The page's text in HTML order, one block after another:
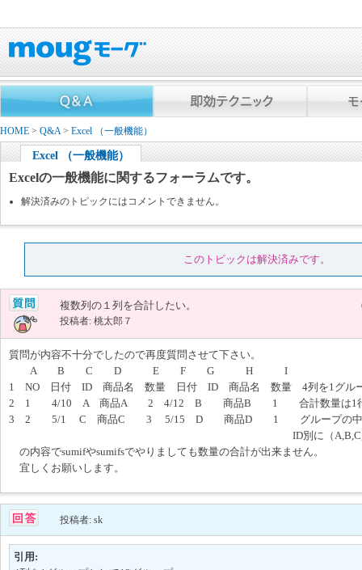
HOME > Q&A> Excel （一般機能）
Excel （一般機能）
Excelの一般機能に関するフォーラムです。
解決済みのトピックにはコメントできません。
このトピックは解決済みです。
複数列の１列を合計したい。
投稿者: 桃太郎７
質問が内容不十分でしたので再度質問させて下さい。
A B C D E F G H I
1 NO 日付 ID 商品名 数量 日付 ID 商品名 数量 4列を1グルー
2 1 4/10 A 商品A 2 4/12 B 商品B 1 合計数量は1行目の
3 2 5/1 C 商品C 3 5/15 D 商品D 1 グループの中が日付
ID別に（A,B,C,D)数量の合計
の内容でsumifやsumifsでやりましても数量の合計が出来ません。
宜しくお願いします。
投稿者: sk
引用: